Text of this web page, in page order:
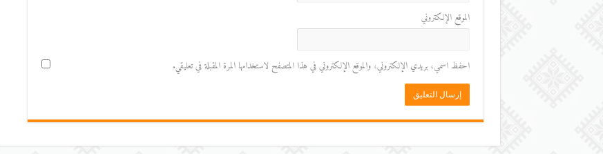
الموقع الإلكتروني
احفظ اسمي، بريدي الإلكتروني، والموقع الإلكتروني في هذا المتصفح لاستخدامها المرة المقبلة في تعليقي.